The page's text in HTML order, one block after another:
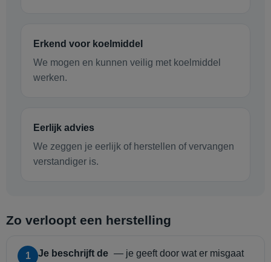
Erkend voor koelmiddel
We mogen en kunnen veilig met koelmiddel
werken.
Eerlijk advies
We zeggen je eerlijk of herstellen of vervangen
verstandiger is.
Zo verloopt een herstelling
1
Je beschrijft de — je geeft door wat er misgaat